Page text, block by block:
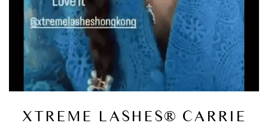
XTREME LASHES® CARRIE